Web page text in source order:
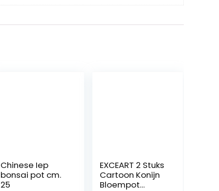
Chinese Iep
bonsai pot cm.
25
EXCEART 2 Stuks
Cartoon Konijn
Bloempot